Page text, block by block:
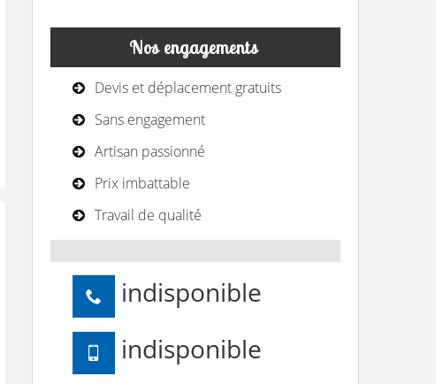
Nos engagements
Devis et déplacement gratuits
Sans engagement
Artisan passionné
Prix imbattable
Travail de qualité
indisponible
indisponible